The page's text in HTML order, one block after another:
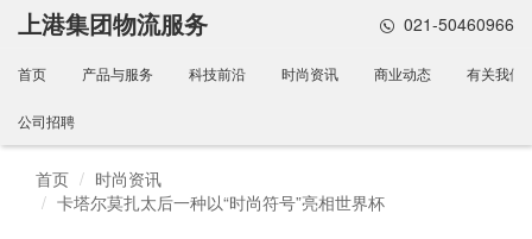
上港集团物流服务 021-50460966
首页 产品与服务 科技前沿 时尚资讯 商业动态 有关我们
公司招聘
首页
时尚资讯
卡塔尔莫扎太后一种以“时尚符号”亮相世界杯